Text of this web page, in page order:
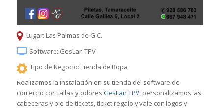
Lugar: Las Palmas de G.C.
Software: GesLan TPV
Tipo de Negocio: Tienda de Ropa
Realizamos la instalación en su tienda del software de
comercio con tallas y colores GesLan TPV, personalizamos las
cabeceras y pie de tickets, ticket regalo y vale con logos y